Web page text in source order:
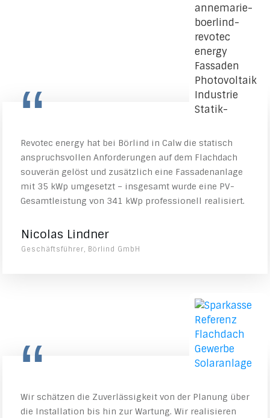
“
Revotec energy hat bei Börlind in Calw die statisch
anspruchsvollen Anforderungen auf dem Flachdach
souverän gelöst und zusätzlich eine Fassadenanlage
mit 35 kWp umgesetzt – insgesamt wurde eine PV-
Gesamtleistung von 341 kWp professionell realisiert.
Nicolas Lindner
Geschäftsführer, Börlind GmbH
“
Wir schätzen die Zuverlässigkeit von der Planung über
die Installation bis hin zur Wartung. Wir realisieren